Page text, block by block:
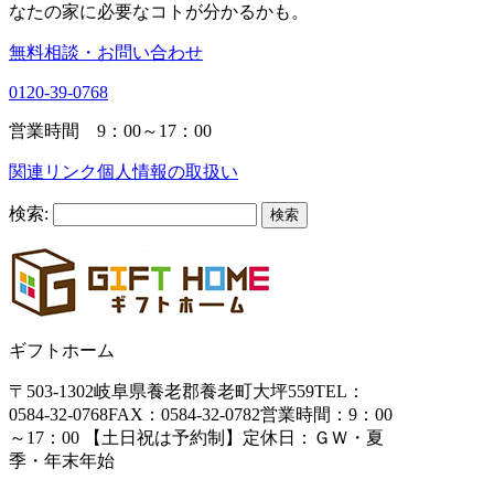
なたの家に必要なコトが分かるかも。
無料相談・お問い合わせ
0120-39-0768
営業時間 9：00～17：00
関連リンク個人情報の取扱い
検索:
ギフトホーム
〒503-1302岐阜県養老郡養老町大坪559TEL：
0584-32-0768FAX：0584-32-0782営業時間：9：00
～17：00 【土日祝は予約制】 定休日：ＧＷ・夏
季・年末年始